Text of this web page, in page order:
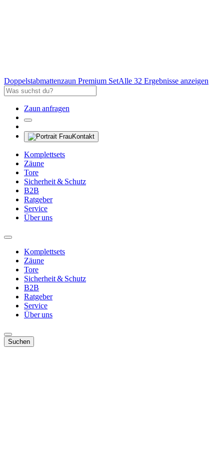
Doppelstabmattenzaun Premium SetAlle 32 Ergebnisse anzeigen
Zaun anfragen
Kontakt
Komplettsets
Zäune
Tore
Sicherheit & Schutz
B2B
Ratgeber
Service
Über uns
Komplettsets
Zäune
Tore
Sicherheit & Schutz
B2B
Ratgeber
Service
Über uns
Suchen